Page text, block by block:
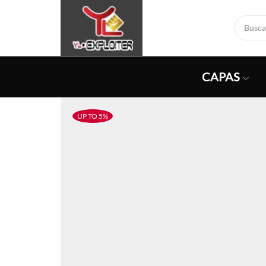
CAPAS
UP TO 5%